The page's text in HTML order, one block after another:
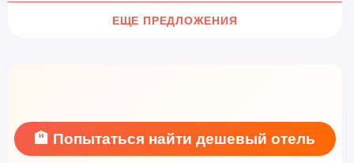
ЕЩЕ ПРЕДЛОЖЕНИЯ
🏨 Попытаться найти дешевый отель